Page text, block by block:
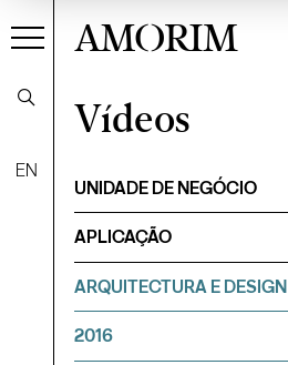
EN
AMORIM
VídeosFiltrar
Vídeos
UNIDADE DE NEGÓCIO
APLICAÇÃO
ARQUITECTURA E DESIGN
2016